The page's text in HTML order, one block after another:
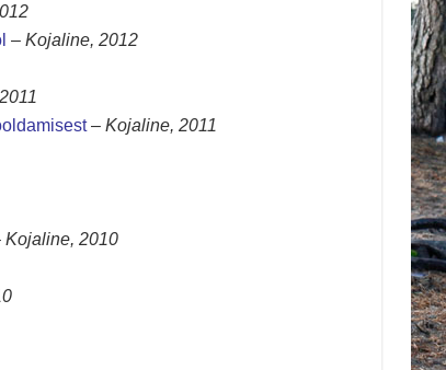
– Kojaline, 2012
– Kojaline, 2011
Kojaline, 2010